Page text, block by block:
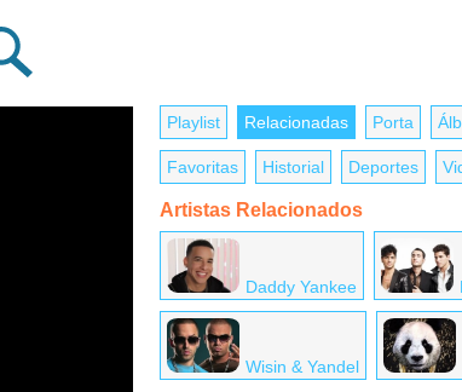
Playlist Relacionadas Porta
Favoritas Historial Deportes
Artistas Relacionados
Daddy Yankee
Wisin & Yandel